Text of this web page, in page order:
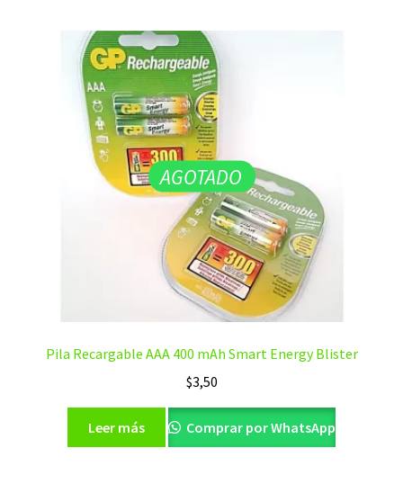
AGOTADO
Pila Recargable AAA 400 mAh Smart Energy Blister
$3,50
Leer más Comprar por WhatsApp